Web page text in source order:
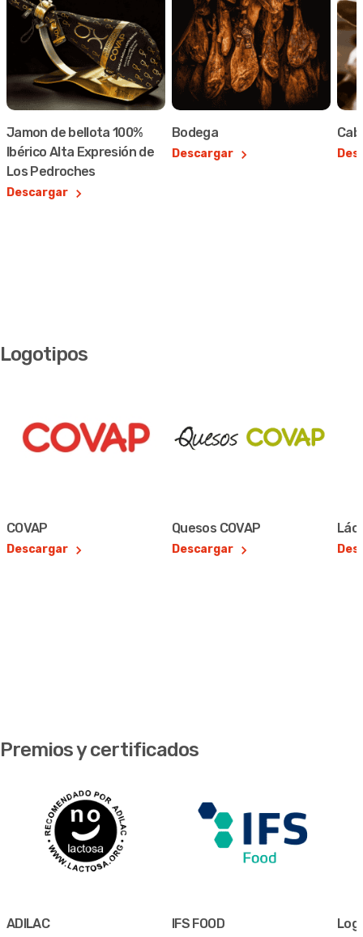
Jamon de bellota 100%
Ibérico Alta Expresión de
Los Pedroches
Descargar
Bodega
Descargar
Logotipos
COVAP
Descargar
Quesos COVAP
Descargar
Premios y certificados
ADILAC IFS FOOD